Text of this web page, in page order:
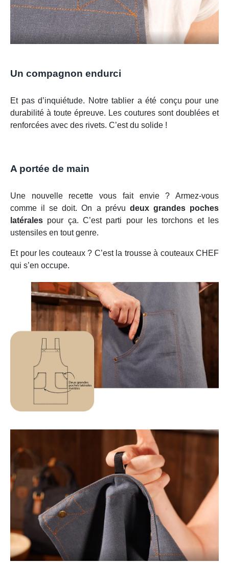
Un compagnon endurci
Et pas d’inquiétude. Notre tablier a été conçu pour une
durabilité à toute épreuve. Les coutures sont doublées et
renforcées avec des rivets. C’est du solide !
A portée de main
Une nouvelle recette vous fait envie ? Armez-vous
comme il se doit. On a prévu deux grandes poches
latérales pour ça. C’est parti pour les torchons et les
ustensiles en tout genre.
Et pour les couteaux ? C’est la trousse à couteaux CHEF
qui s’en occupe.